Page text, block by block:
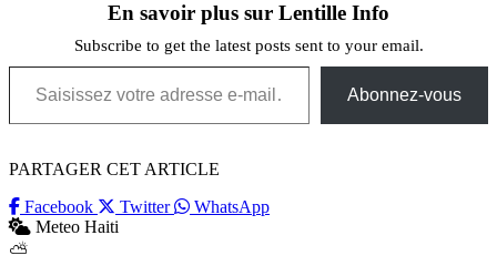
En savoir plus sur Lentille Info
Subscribe to get the latest posts sent to your email.
Saisissez votre adresse e-mail…
Abonnez-vous
PARTAGER CET ARTICLE
Facebook
Twitter
WhatsApp
Meteo Haiti
⛅